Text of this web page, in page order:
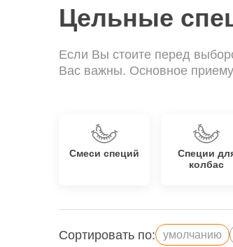
Цельные
Если Вы стоите перед
Вас важны. Основное
Смеси специй
Специи
колбас
Сортировать по: умолчанию